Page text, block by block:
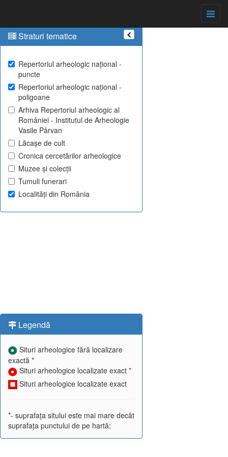
Straturi tematice
Repertoriul arheologic național -
puncte
Repertoriul arheologic național -
poligoane
Arhiva Repertoriul arheologic al
României - Institutul de Arheologie
Vasile Pârvan
Lăcașe de cult
Cronica cercetărilor arheologice
Muzee și colecții
Tumuli funerari
Localități din România
Legendă
Situri arheologice fără localizare
exactă *
Situri arheologice localizate exact *
Situri arheologice localizate exact
*- suprafața sitului este mai mare decât
suprafața punctului de pe hartă;